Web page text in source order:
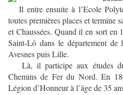
Il entre ensuite à l’Ecole
toutes premières places et termine
et Chaussées. Quand il en sort en
Saint-Lô dans le département
Avesnes puis Lille.
Là, il participe aux études
Chemins de Fer du Nord. En
Légion d’Honneur à l’âge de 35